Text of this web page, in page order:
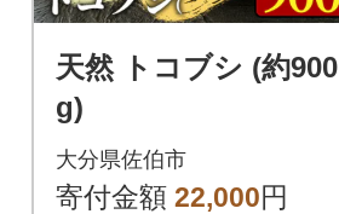
天然 トコブシ (約900
g)
大分県佐伯市
寄付金額 22,000円